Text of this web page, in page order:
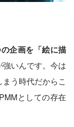
企画を「絵に描
強いんです。今は
う時代だからこ
としての存在